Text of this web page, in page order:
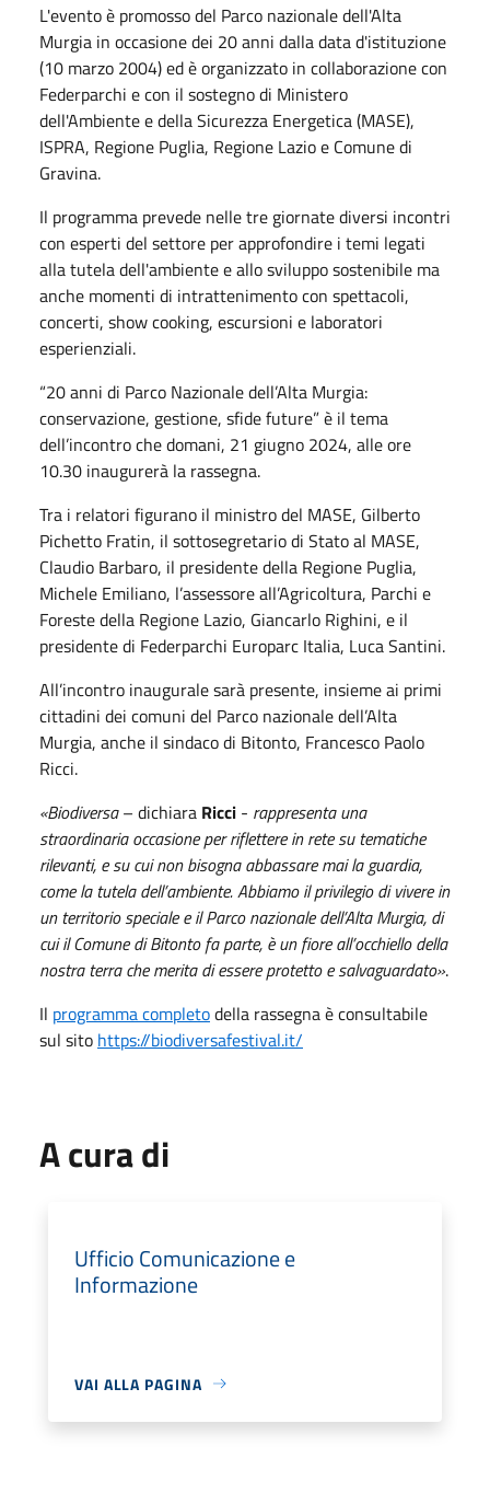
L'evento è promosso del Parco nazionale dell'Alta
Murgia in occasione dei 20 anni dalla data d'istituzione
(10 marzo 2004) ed è organizzato in collaborazione con
Federparchi e con il sostegno di Ministero
dell'Ambiente e della Sicurezza Energetica (MASE),
ISPRA, Regione Puglia, Regione Lazio e Comune di
Gravina.
Il programma prevede nelle tre giornate diversi incontri
con esperti del settore per approfondire i temi legati
alla tutela dell'ambiente e allo sviluppo sostenibile ma
anche momenti di intrattenimento con spettacoli,
concerti, show cooking, escursioni e laboratori
esperienziali.
“20 anni di Parco Nazionale dell’Alta Murgia:
conservazione, gestione, sfide future” è il tema
dell’incontro che domani, 21 giugno 2024, alle ore
10.30 inaugurerà la rassegna.
Tra i relatori figurano il ministro del MASE, Gilberto
Pichetto Fratin, il sottosegretario di Stato al MASE,
Claudio Barbaro, il presidente della Regione Puglia,
Michele Emiliano, l’assessore all’Agricoltura, Parchi e
Foreste della Regione Lazio, Giancarlo Righini, e il
presidente di Federparchi Europarc Italia, Luca Santini.
All’incontro inaugurale sarà presente, insieme ai primi
cittadini dei comuni del Parco nazionale dell’Alta
Murgia, anche il sindaco di Bitonto, Francesco Paolo
Ricci.
«Biodiversa– dichiara Ricci - rappresenta una
straordinaria occasione per riflettere in rete su tematiche
rilevanti, e su cui non bisogna abbassare mai la guardia,
come la tutela dell’ambiente. Abbiamo il privilegio di vivere in
un territorio speciale e il Parco nazionale dell’Alta Murgia, di
cui il Comune di Bitonto fa parte, è un fiore all’occhiello della
nostra terra che merita di essere protetto e salvaguardato».
Il programma completodella rassegna è consultabile
sul sito https://biodiversafestival.it/
A cura di
Ufficio Comunicazione e
Informazione
VAI ALLA PAGINA